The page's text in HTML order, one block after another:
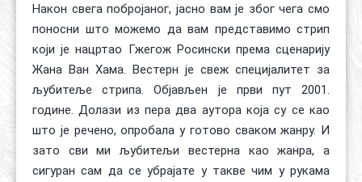
Након свега побројаног, јасно вам је због чега смо
поносни што можемо да вам представимо стрип
који је нацртао Гжегож Росински према сценарију
Жана Ван Хама. Вестерн је свеж специјалитет за
љубитеље стрипа. Објављен је први пут 2001.
године. Долази из пера два аутора која су се као
што је речено, опробала у готово сваком жанру. И
зато сви ми љубитељи вестерна као жанра, а
сигуран сам да се убрајате у такве чим у рукама